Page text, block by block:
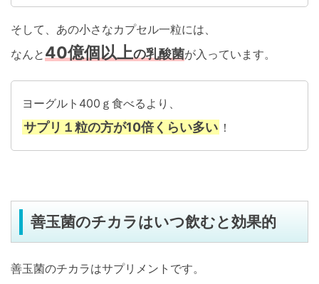
そして、あの小さなカプセル一粒には、
なんと40億個以上の乳酸菌が入っています。
ヨーグルト400ｇ食べるより、
サプリ１粒の方が10倍くらい多い ！
善玉菌のチカラはいつ飲むと効果的
善玉菌のチカラはサプリメントです。